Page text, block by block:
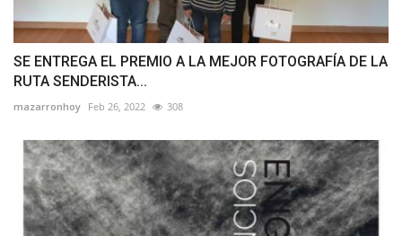
SE ENTREGA EL PREMIO A LA MEJOR FOTOGRAFÍA DE LA
RUTA SENDERISTA...
mazarronhoy Feb 26, 2022 308